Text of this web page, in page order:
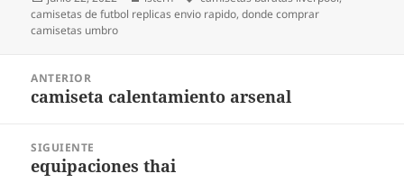
el
camisetas de futbol replicas envio rapido,donde comprar
camisetas umbro
entradas
ANTERIOR
Entrada
camiseta calentamiento arsenal
SIGUIENTE
Entrada
equipaciones thai